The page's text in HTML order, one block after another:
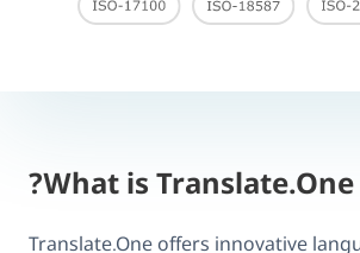
What is Translate.One?
Translate.One offers innovative